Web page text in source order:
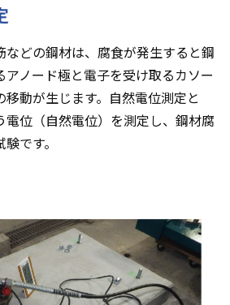
などの鋼材は、腐食が発生すると鋼
ノード極と電子を受け取るカソー
移動が生じます。自然電位測定と
電位（自然電位）を測定し、鋼材腐
です。